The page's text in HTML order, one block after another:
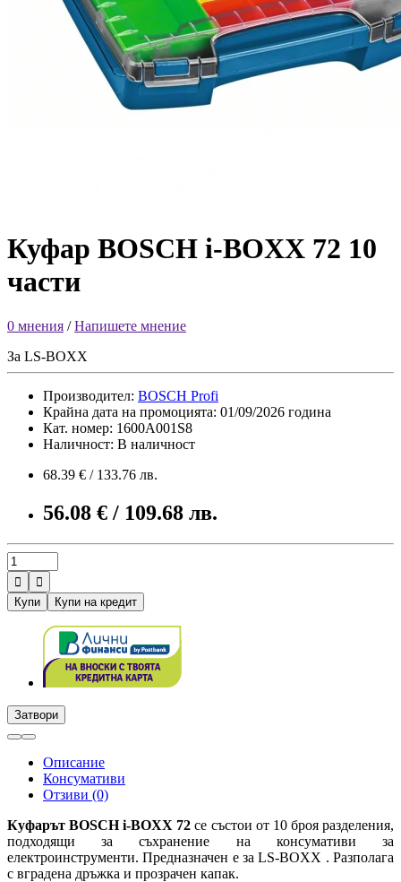
Куфар BOSCH i-BOXX 72 10
части
0 мнения /Напишете мнение
За LS-BOXX
Производител: BOSCH Profi
Крайна дата на промоцията: 01/09/2026 година
Кат. номер: 1600A001S8
Наличност: В наличност
68.39 € / 133.76 лв.
56.08 € / 109.68 лв.


Купи
Купи на кредит
Затвори
Описание
Консумативи
Отзиви (0)
Куфарът BOSCH i-BOXX 72 се състои от 10 броя разделения,
подходящи за съхранение на консумативи за
електроинструменти. Предназначен е за LS-BOXX . Разполага
с вградена дръжка и прозрачен капак.